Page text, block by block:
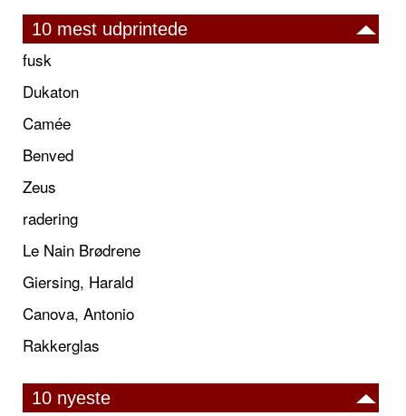
10 mest udprintede
fusk
Dukaton
Camée
Benved
Zeus
radering
Le Nain Brødrene
Giersing, Harald
Canova, Antonio
Rakkerglas
10 nyeste